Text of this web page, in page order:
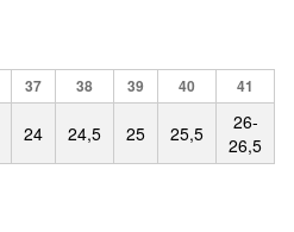
37 38 39 40 41
24 24,5 25 25,5
26-
26,5